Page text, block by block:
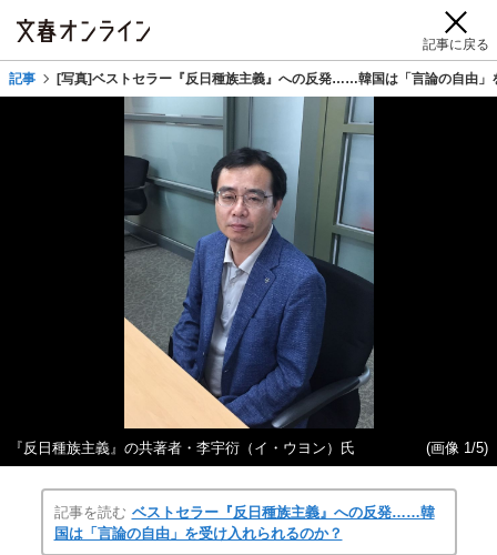
記事に戻る
記事 [写真]ベストセラー『反日種族主義』への反発……韓国は「言論の自由」
『反日種族主義』の共著者・李宇衍（イ・ウヨン）氏 (画像 1/5)
記事を読む ベストセラー『反日種族主義』への反発……韓
国は「言論の自由」を受け入れられるのか？